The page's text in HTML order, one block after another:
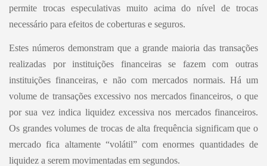
permite trocas especulativas muito acima do nível de trocas
necessário para efeitos de coberturas e seguros.
Estes números demonstram que a grande maioria das transações
realizadas por instituições financeiras se fazem com outras
instituições financeiras, e não com mercados normais. Há um
volume de transações excessivo nos mercados financeiros, o que
por sua vez indica liquidez excessiva nos mercados financeiros.
Os grandes volumes de trocas de alta frequência significam que o
mercado fica altamente “volátil” com enormes quantidades de
liquidez a serem movimentadas em segundos.